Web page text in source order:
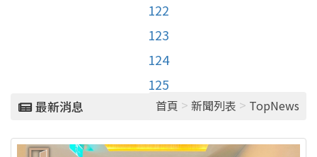
122
123
124
125
最新消息 首頁 > 新聞列表 > TopNews